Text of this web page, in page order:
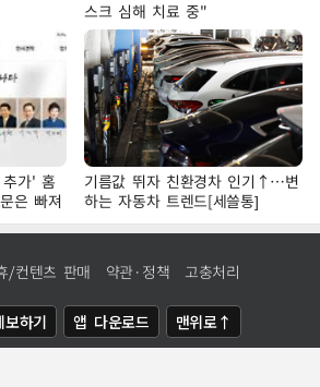
스크 심해 치료 중"
가' 홈
은 빠져
기름값 뛰자 친환경차 인기↑…변
하는 자동차 트렌드[세쓸통]
/컨텐츠 판매 약관·정책 고충처리
보하기 앱 다운로드 맨위로↑